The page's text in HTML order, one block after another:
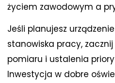
życiem zawodowym a
Jeśli planujesz
stanowiska pracy,
pomiaru i ustalenia
Inwestycja w dobre